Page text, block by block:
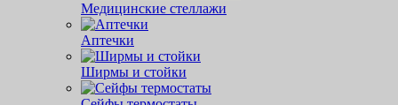
Медицинские стеллажи
Аптечки
Ширмы и стойки